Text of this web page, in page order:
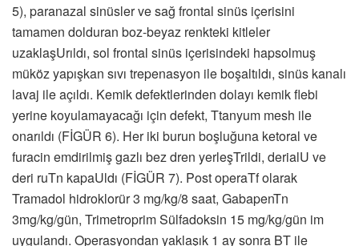
5), paranazal sinüsler ve sağ frontal sinüs içerisini
tamamen dolduran boz-beyaz renkteki kitleler
uzaklaşUrıldı, sol frontal sinüs içerisindeki hapsolmuş
müköz yapışkan sıvı trepenasyon ile boşaltıldı, sinüs kanalı
lavaj ile açıldı. Kemik defektlerinden dolayı kemik flebi
yerine koyulamayacağı için defekt, Ttanyum mesh ile
onarıldı (FİGÜR 6). Her iki burun boşluğuna ketoral ve
furacin emdirilmiş gazlı bez dren yerleşTrildi, derialU ve
deri ruTn kapaUldı (FİGÜR 7). Post operaTf olarak
Tramadol hidroklorür 3 mg/kg/8 saat, GabapenTn
3mg/kg/gün, Trimetroprim Sülfadoksin 15 mg/kg/gün im
uygulandı. Operasyondan yaklaşık 1 ay sonra BT ile